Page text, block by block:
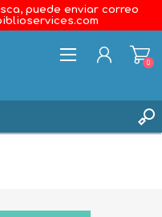
puede enviar correo
0